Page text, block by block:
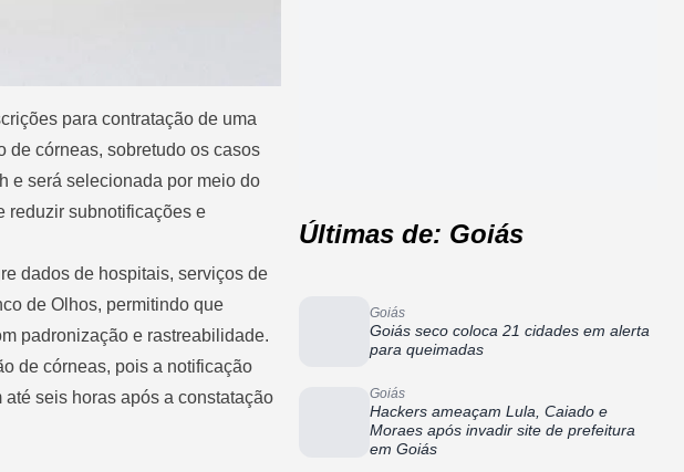
para contratação de uma
de córneas, sobretudo os casos
e será selecionada por meio do
reduzir subnotificações e
dados de hospitais, serviços de
de Olhos, permitindo que
padronização e rastreabilidade.
de córneas, pois a notificação
seis horas após a constatação
Últimas de: Goiás
Goiás
Goiás seco coloca 21 cidades em alerta
para queimadas
Goiás
Hackers ameaçam Lula, Caiado e
Moraes após invadir site de prefeitura
em Goiás